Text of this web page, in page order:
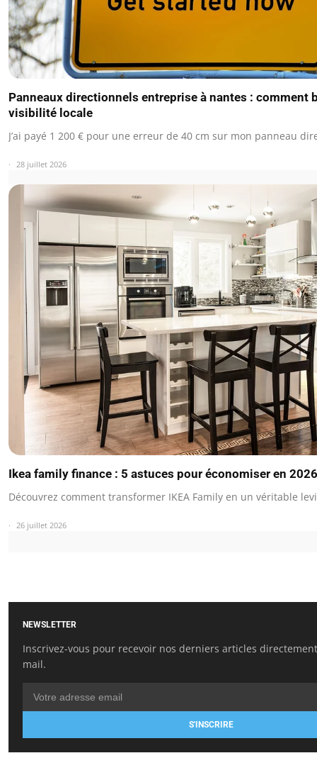
Panneaux directionnels entreprise à nantes : comment
visibilité locale
J’ai payé 1 200 € pour une erreur de 40 cm sur mon panneau
28 juillet 2026
Ikea family finance : 5 astuces pour économiser en 2026
Découvrez comment transformer IKEA Family en un véritable
26 juillet 2026
NEWSLETTER
Inscrivez-vous pour recevoir nos derniers articles
mail.
S'INSCRIRE